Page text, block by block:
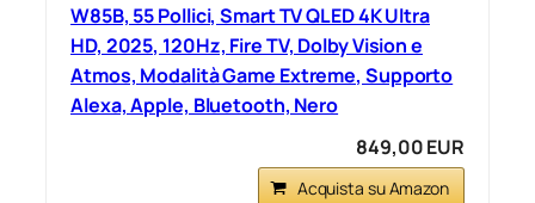
W85B, 55 Pollici, Smart TV QLED 4K Ultra
HD, 2025, 120Hz, Fire TV, Dolby Vision e
Atmos, Modalità Game Extreme, Supporto
Alexa, Apple, Bluetooth, Nero
849,00 EUR
Acquista su Amazon